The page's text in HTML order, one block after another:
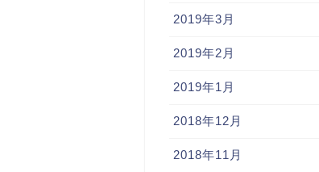
2019年3月
2019年2月
2019年1月
2018年12月
2018年11月